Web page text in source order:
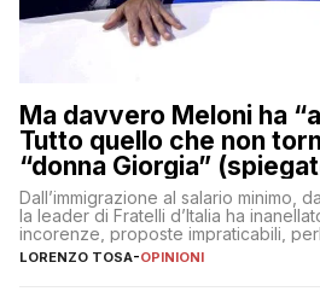
Ma davvero Meloni ha
Tutto quello che non
“donna Giorgia”
Dall’immigrazione al salario minimo,
la leader di Fratelli d’Italia ha
incorenze, proposte impraticabili,
nessuno – a destra come a sinistra –
LORENZO TOSA-OPINIONI